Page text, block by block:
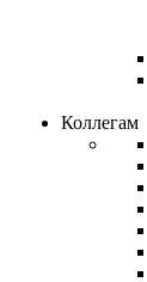
Коллегам